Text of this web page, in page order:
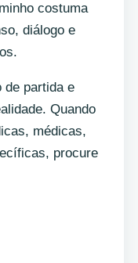
costuma
diálogo e
de partida e
Quando
médicas,
procure